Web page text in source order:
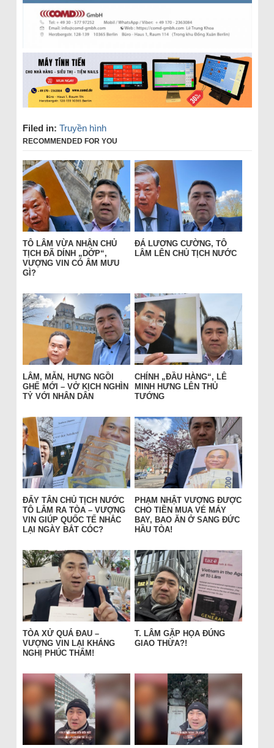
Filed in: Truyền hình
RECOMMENDED FOR YOU
TÔ LÂM VỪA NHẬN CHỦ
TỊCH ĐÃ DÍNH „DỚP“,
VƯỢNG VIN CÓ ÂM MƯU
GÌ?
ĐÁ LƯƠNG CƯỜNG, TÔ
LÂM LÊN CHỦ TỊCH NƯỚC
LÂM, MẪN, HƯNG NGỒI
GHẾ MỚI – VỞ KỊCH NGHÌN
TỶ VỚI NHÂN DÂN
CHÍNH „ĐẦU HÀNG“, LÊ
MINH HƯNG LÊN THỦ
TƯỚNG
ĐẨY TÂN CHỦ TỊCH NƯỚC
TÔ LÂM RA TÒA – VƯỢNG
VIN GIÚP QUỐC TẾ NHẮC
LẠI NGÀY BẮT CÓC?
PHẠM NHẬT VƯỢNG ĐƯỢC
CHO TIỀN MUA VÉ MÁY
BAY, BAO ĂN Ở SANG ĐỨC
HẦU TÒA!
TÒA XỬ QUÁ ĐAU –
VƯỢNG VIN LẠI KHÁNG
NGHỊ PHÚC THẨM!
T. LÂM GẶP HỌA ĐÚNG
GIAO THỪA?!